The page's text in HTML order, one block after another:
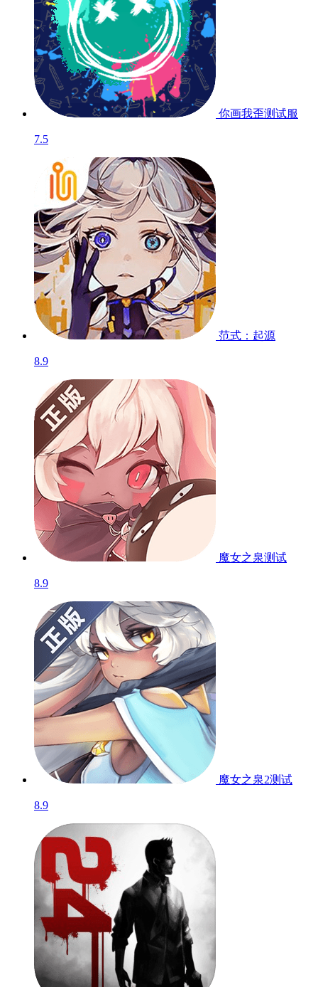
你画我歪测试服
7.5
范式：起源
8.9
魔女之泉测试
8.9
魔女之泉2测试
8.9